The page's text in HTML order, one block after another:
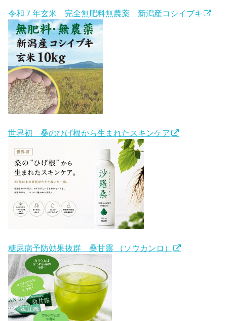
令和７年玄米 完全無肥料無農薬 新潟産コシイブキ
世界初 桑のひげ根から生まれたスキンケア
糖尿病予防効果抜群 桑甘露 （ソウカンロ）